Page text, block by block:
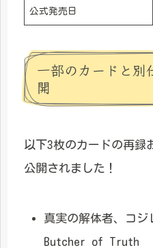
公式発売日
一部のカードと別
開
以下3枚のカードの再録
公開されました！
真実の解体者、コ
Butcher of Truth